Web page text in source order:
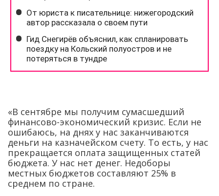
«В сентябре мы получим сумасшедший
финансово-экономический кризис. Если не
ошибаюсь, на днях у нас заканчиваются
деньги на казначейском счету. То есть, у нас
прекращается оплата защищенных статей
бюджета. У нас нет денег. Недоборы
местных бюджетов составляют 25% в
среднем по стране.